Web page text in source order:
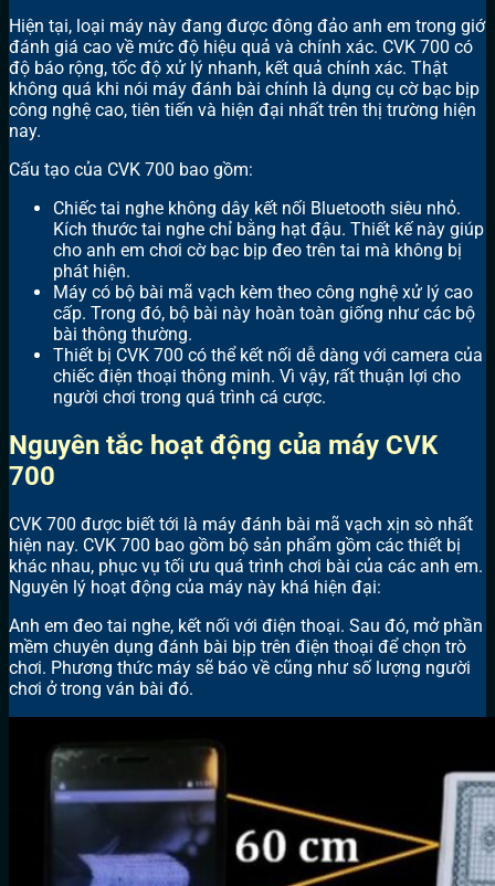
Hiện tại, loại máy này đang được đông đảo anh em trong giớ
đánh giá cao về mức độ hiệu quả và chính xác. CVK 700 có
độ báo rộng, tốc độ xử lý nhanh, kết quả chính xác. Thật
không quá khi nói máy đánh bài chính là dụng cụ cờ bạc bịp
công nghệ cao, tiên tiến và hiện đại nhất trên thị trường hiện
nay.
Cấu tạo của CVK 700 bao gồm:
Chiếc tai nghe không dây kết nối Bluetooth siêu nhỏ.
Kích thước tai nghe chỉ bằng hạt đậu. Thiết kế này giúp
cho anh em chơi cờ bạc bịp đeo trên tai mà không bị
phát hiện.
Máy có bộ bài mã vạch kèm theo công nghệ xử lý cao
cấp. Trong đó, bộ bài này hoàn toàn giống như các bộ
bài thông thường.
Thiết bị CVK 700 có thể kết nối dễ dàng với camera của
chiếc điện thoại thông minh. Vì vậy, rất thuận lợi cho
người chơi trong quá trình cá cược.
Nguyên tắc hoạt động của máy CVK
700
CVK 700 được biết tới là máy đánh bài mã vạch xịn sò nhất
hiện nay. CVK 700 bao gồm bộ sản phẩm gồm các thiết bị
khác nhau, phục vụ tối ưu quá trình chơi bài của các anh em.
Nguyên lý hoạt động của máy này khá hiện đại:
Anh em đeo tai nghe, kết nối với điện thoại. Sau đó, mở phần
mềm chuyên dụng đánh bài bịp trên điện thoại để chọn trò
chơi. Phương thức máy sẽ báo về cũng như số lượng người
chơi ở trong ván bài đó.